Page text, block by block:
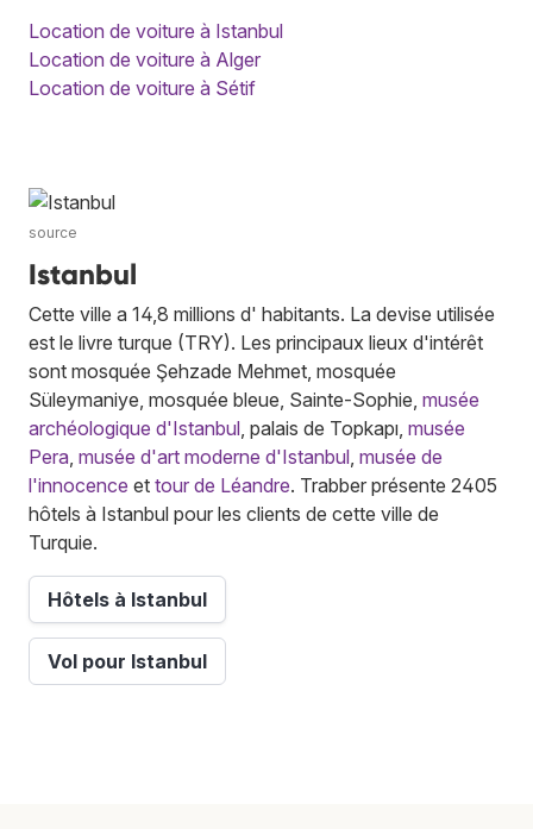
Location de voiture à Istanbul
Location de voiture à Alger
Location de voiture à Sétif
source
Istanbul
Cette ville a 14,8 millions d' habitants. La devise utilisée
est le livre turque (TRY). Les principaux lieux d'intérêt
sont mosquée Şehzade Mehmet, mosquée
Süleymaniye, mosquée bleue, Sainte-Sophie, musée
archéologique d'Istanbul , palais de Topkapı, musée
Pera musée d'art moderne d'Istanbul musée de
l'innocence et tour de Léandre. Trabber présente 2405
hôtels à Istanbul pour les clients de cette ville de
Turquie.
Hôtels à Istanbul
Vol pour Istanbul